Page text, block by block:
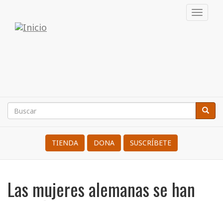
contenido
Internacional
a
la
Guerra
Search
Buscar
TIENDA DONA SUSCRÍBETE
Las mujeres alemanas se han